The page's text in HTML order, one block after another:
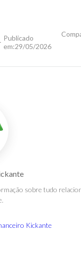
- Publicado
em:29/05/2026
sobre tudo
Kickante